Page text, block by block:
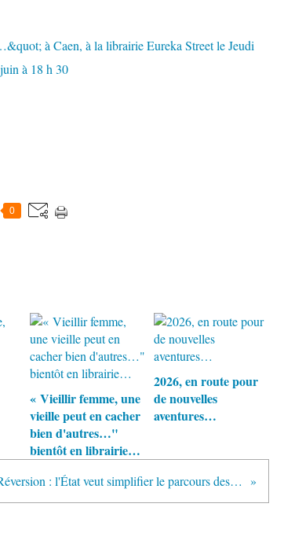
0
« Vieillir femme, une
vieille peut en cacher
bien d'autres…"
bientôt en librairie…
2026, en route pour
de nouvelles
aventures…
Réversion : l'État veut simplifier le parcours des veufs (et des veuves !!)